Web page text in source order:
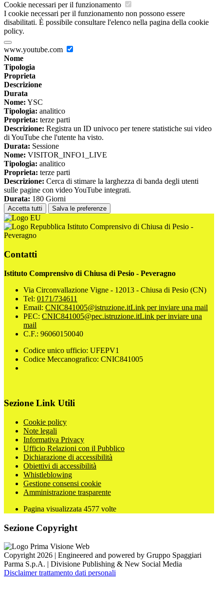
Cookie necessari per il funzionamento
I cookie necessari per il funzionamento non possono essere
disabilitati. È possibile consultare l'elenco nella pagina della cookie
policy.
www.youtube.com
Nome
Tipologia
Proprieta
Descrizione
Durata
Nome: YSC
Tipologia: analitico
Proprieta: terze parti
Descrizione: Registra un ID univoco per tenere statistiche sui video
di YouTube che l'utente ha visto.
Durata: Sessione
Nome: VISITOR_INFO1_LIVE
Tipologia: analitico
Proprieta: terze parti
Descrizione: Cerca di stimare la larghezza di banda degli utenti
sulle pagine con video YouTube integrati.
Durata: 180 Giorni
Accetta tutti Salva le preferenze
Istituto Comprensivo di Chiusa di Pesio -
Peveragno
Contatti
Istituto Comprensivo di Chiusa di Pesio - Peveragno
Via Circonvallazione Vigne - 12013 - Chiusa di Pesio (CN)
Tel: 0171/734611
Email: CNIC841005@istruzione.itLink per inviare una mail
PEC: CNIC841005@pec.istruzione.itLink per inviare una
mail
C.F.: 96060150040
Codice unico ufficio: UFEPV1
Codice Meccanografico: CNIC841005
Sezione Link Utili
Cookie policy
Note legali
Informativa Privacy
Ufficio Relazioni con il Pubblico
Dichiarazione di accessibilità
Obiettivi di accessibilità
Whistleblowing
Gestione consensi cookie
Amministrazione trasparente
Pagina visualizzata 4577 volte
Sezione Copyright
Copyright 2026 | Engineered and powered by Gruppo Spaggiari
Parma S.p.A. | Divisione Publishing & New Social Media
Disclaimer trattamento dati personali